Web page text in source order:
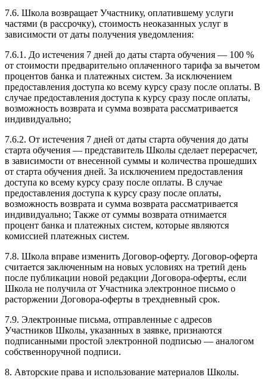
7.6. Школа возвращает Участнику, оплатившему услуги
частями (в рассрочку), стоимость неоказанных услуг в
зависимости от даты получения уведомления:
7.6.1. До истечения 7 дней до даты старта обучения — 100 %
от стоимости предварительно оплаченного тарифа за вычетом
процентов банка и платежных систем. За исключением
предоставления доступа ко всему курсу сразу после оплаты. В
случае предоставления доступа к курсу сразу после оплаты,
возможность возврата и сумма возврата рассматривается
индивидуально;
7.6.2. От истечения 7 дней от даты старта обучения до даты
старта обучения — представитель Школы сделает перерасчет,
в зависимости от внесенной суммы и количества прошедших
от старта обучения дней. За исключением предоставления
доступа ко всему курсу сразу после оплаты. В случае
предоставления доступа к курсу сразу после оплаты,
возможность возврата и сумма возврата рассматривается
индивидуально; Также от суммы возврата отнимается
процент банка и платежных систем, которые являются
комиссией платежных систем.
7.8. Школа вправе изменить Договор-оферту. Договор-оферта
считается заключенным на новых условиях на третий день
после публикации новой редакции Договора-оферты, если
Школа не получила от Участника электронное письмо о
расторжении Договора-оферты в трехдневный срок.
7.9. Электронные письма, отправленные с адресов
Участников Школы, указанных в заявке, признаются
подписанными простой электронной подписью — аналогом
собственноручной подписи.
8. Авторские права и использование материалов Школы.